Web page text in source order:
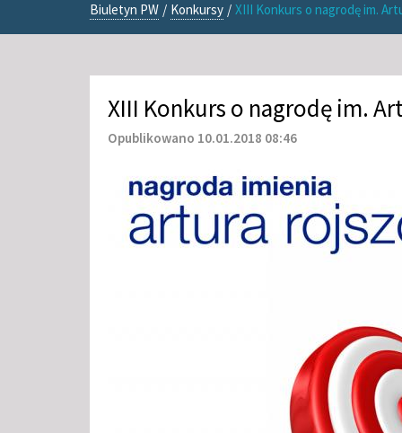
Biuletyn PW / Konkursy / XIII Konkurs o nagrodę im.
XIII Konkurs o nagrodę im.
Opublikowano 10.01.2018 08:46